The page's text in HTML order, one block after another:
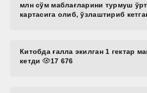
млн сўм маблағларини турмуш
картасига олиб, ўзлаштириб
Китобда ғалла экилган 1 гектар
кетди
17 676